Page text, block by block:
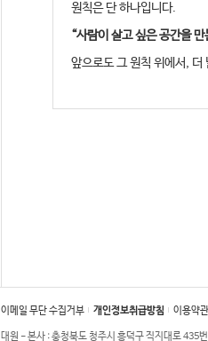
원칙은 단 하나입니다.
“사람이 살고 싶은 공간을 만
앞으로도 그 원칙 위에서, 더
이메일 무단 수집거부 개인정보취급방침 이용약관
대원 - 본사 : 충청북도 청주시 흥덕구 직지대로 435